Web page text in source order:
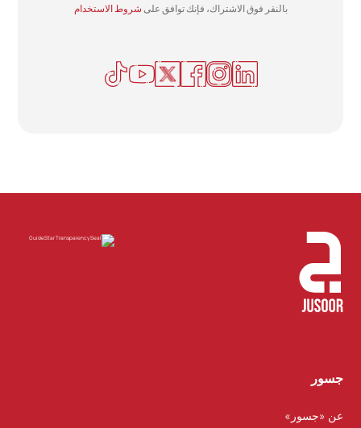
بالنقر فوق الاشتراك، فإنك توافق علىشروط الاستخدام
جسور
عن «جسور»